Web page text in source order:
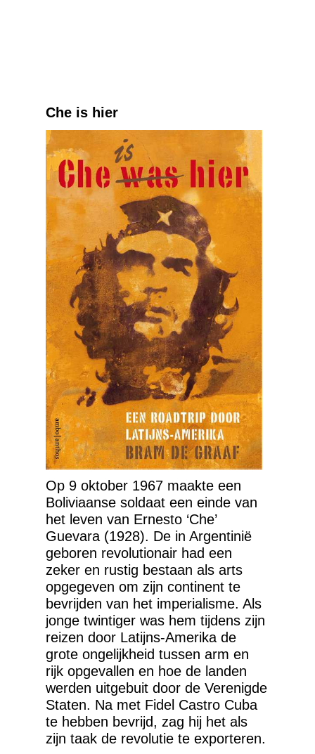
Che is hier
Op 9 oktober 1967 maakte een
Boliviaanse soldaat een einde van
het leven van Ernesto ‘Che’
Guevara (1928). De in Argentinië
geboren revolutionair had een
zeker en rustig bestaan als arts
opgegeven om zijn continent te
bevrijden van het imperialisme. Als
jonge twintiger was hem tijdens zijn
reizen door Latijns-Amerika de
grote ongelijkheid tussen arm en
rijk opgevallen en hoe de landen
werden uitgebuit door de Verenigde
Staten. Na met Fidel Castro Cuba
te hebben bevrijd, zag hij het als
zijn taak de revolutie te exporteren.